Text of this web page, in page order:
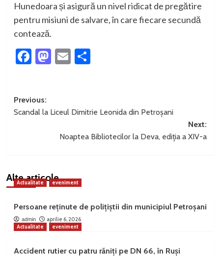
Hunedoara și asigură un nivel ridicat de pregătire
pentru misiuni de salvare, în care fiecare secundă
contează.
Facebook
Mastodon
EmailPartajează
Post
navigation
Previous:
Scandal la Liceul Dimitrie Leonida din Petroșani
Next:
Noaptea Bibliotecilor la Deva, ediția a XIV-a
Alte articole
Actualitate eveniment
Persoane reținute de polițiștii din municipiul Petroșani
admin
aprilie 6, 2026
Actualitate
eveniment
Accident rutier cu patru răniți pe DN 66, în Ruși